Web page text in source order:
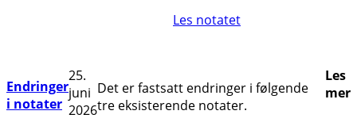
Les notatet
Endringer
i notater
25.
juni
2026
Det er fastsatt endringer i følgende
tre eksisterende notater.
Les
mer